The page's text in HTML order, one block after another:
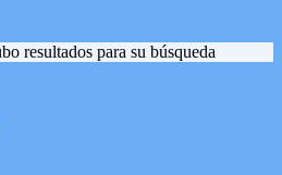
resultados para su búsqueda